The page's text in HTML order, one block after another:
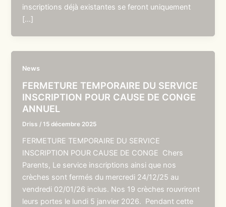
inscriptions déjà existantes se feront uniquement
[…]
News
FERMETURE TEMPORAIRE DU SERVICE
INSCRIPTION POUR CAUSE DE CONGE
ANNUEL
Driss /15 décembre 2025
FERMETURE TEMPORAIRE DU SERVICE
INSCRIPTION POUR CAUSE DE CONGE Chers
Parents, Le service inscriptions ainsi que nos
crèches sont fermés du mercredi 24/12/25 au
vendredi 02/01/26 inclus. Nos 19 crèches rouvriront
leurs portes le lundi 5 janvier 2026. Pendant cette